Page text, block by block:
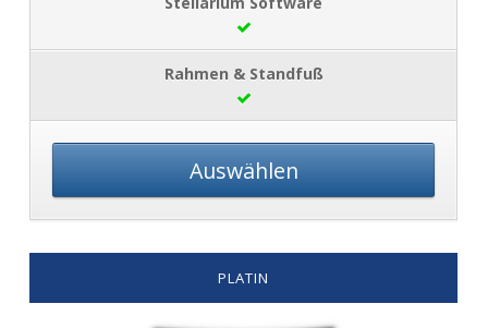
Auswählen
PLATIN